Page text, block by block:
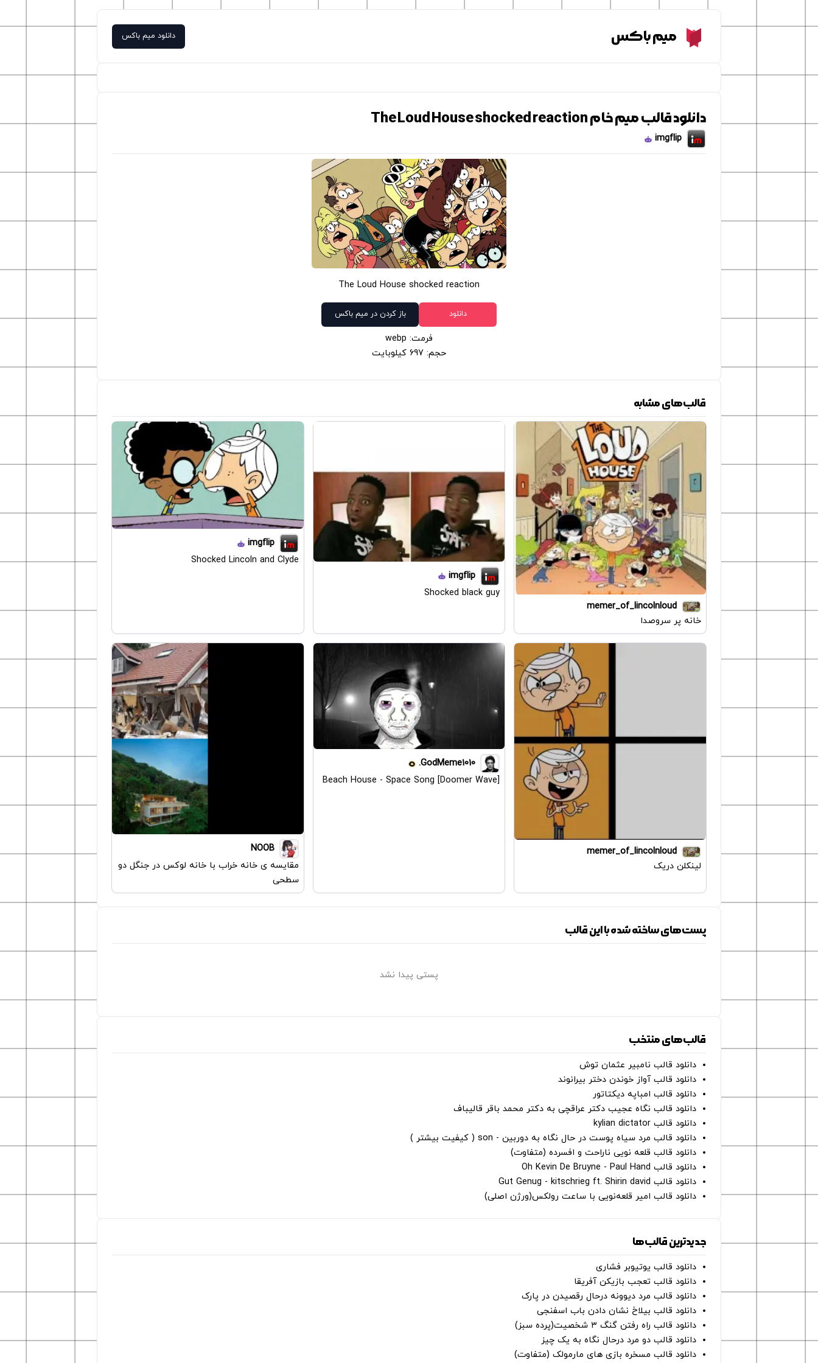
Meme Boxمیم باکس دانلود میم باکس
دانلود قالب میم خام The Loud House shocked reaction
imgflip
The Loud House shocked reaction
دانلود باز کردن در میم باکس
فرمت: webp
حجم: 697 کیلوبایت
قالب‌های مشابه
memer_of_lincolnloud
خانه پر سروصدا
imgflip
Shocked black guy
imgflip
Shocked Lincoln and Clyde
memer_of_lincolnloud
لینکلن دریک
GodMeme1010.
Beach House - Space Song [Doomer Wave]
NOOB
مقایسه ی خانه خراب با خانه لوکس در جنگل دو
سطحی
پست‌های ساخته شده با این قالب
پستی پیدا نشد
قالب‌های منتخب
دانلود قالب نامبیر عثمان ‌توش
دانلود قالب آواز خوندن دختر بیرانوند
دانلود قالب امباپه دیکتاتور
دانلود قالب نگاه عجیب دکتر عراقچی به دکتر محمد باقر قالیباف
دانلود قالب kylian dictator
دانلود قالب مرد سیاه پوست در حال نگاه به دوربین - son ( کیفیت بیشتر )
دانلود قالب قلعه نویی ناراحت و افسرده (متفاوت)
دانلود قالب Oh Kevin De Bruyne - Paul Hand
دانلود قالب Gut Genug - kitschrieg ft. Shirin david
دانلود قالب امیر قلعه‌نویی با ساعت رولکس(ورژن اصلی)
جدیدترین قالب‌ها
دانلود قالب یوتیوبر فشاری
دانلود قالب تعجب بازیکن آفریقا
دانلود قالب مرد دیوونه درحال رقصیدن در پارک
دانلود قالب بیلاخ نشان دادن باب اسفنجی
دانلود قالب راه رفتن گنگ ۳ شخصیت(پرده سبز)
دانلود قالب دو مرد درحال نگاه به یک چیز
دانلود قالب مسخره بازی های مارمولک (متفاوت)